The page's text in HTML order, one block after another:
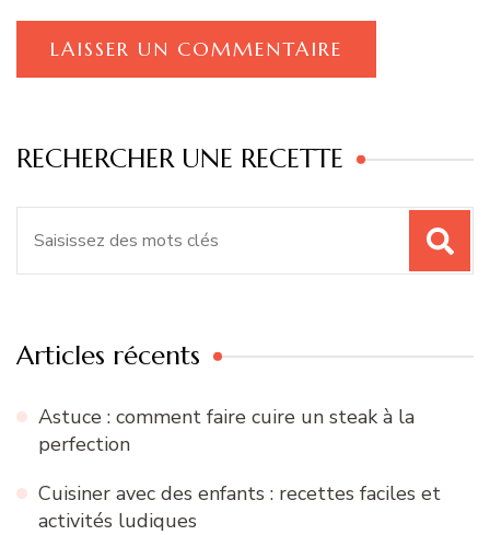
RECHERCHER UNE RECETTE
Articles récents
Astuce : comment faire cuire un steak à la
perfection
Cuisiner avec des enfants : recettes faciles et
activités ludiques